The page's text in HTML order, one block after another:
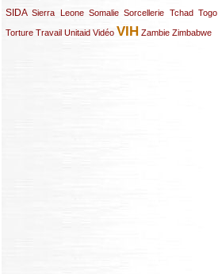
SIDA
(29/289)Sierra Leone
(13/289) Somalie
(12/289) Sorcellerie
(19/289) Tchad
(10/289) Togo
(15/289)
Torture
(17/289)Travail
(21/289) Unitaid
(26/289) Vidéo
(23/289) VIH
(154/289) Zambie
(12/289) Zimbabwe
(21/289)